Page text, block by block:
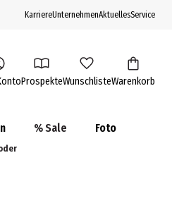
KarriereUnternehmenAktuellesService
ProspekteWunschlisteWarenkorb
% Sale Foto